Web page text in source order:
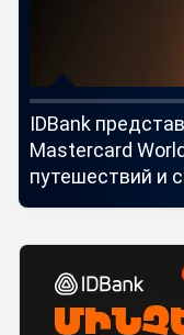
IDBank
Mastercard
путешествий и